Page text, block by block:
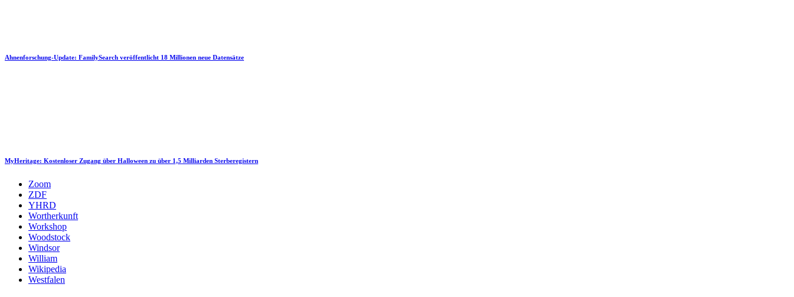
Ahnenforschung-Update: FamilySearch veröffentlicht 18 Millionen neue Datensätze
MyHeritage: Kostenloser Zugang über Halloween zu über 1,5 Milliarden Sterberegistern
Zoom
ZDF
YHRD
Wortherkunft
Workshop
Woodstock
Windsor
William
Wikipedia
Westfalen